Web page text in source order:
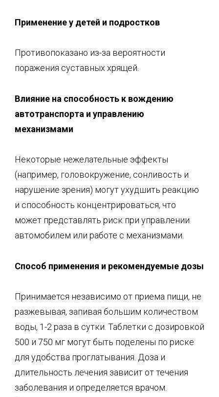
Применение у детей и подростков
Противопоказано из-за вероятности
поражения суставных хрящей.
Влияние на способность к вождению
автотранспорта и управлению
механизмами
Некоторые нежелательные эффекты
(например, головокружение, сонливость и
нарушение зрения) могут ухудшить реакцию
и способность концентрироваться, что
может представлять риск при управлении
автомобилем или работе с механизмами.
Способ применения и рекомендуемые дозы
Принимается независимо от приема пищи, не
разжевывая, запивая большим количеством
воды, 1-2 раза в сутки. Таблетки с дозировкой
500 и 750 мг могут быть поделены по риске
для удобства проглатывания. Доза и
длительность лечения зависит от течения
заболевания и определяется врачом.